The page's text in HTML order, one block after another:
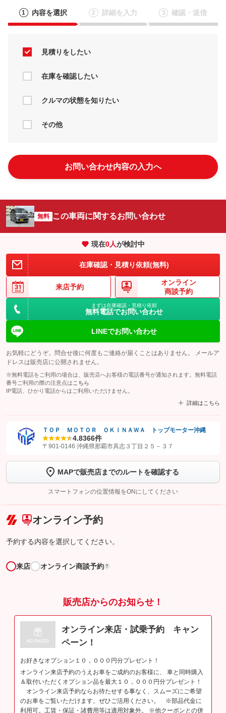
1 内容を選択 2 詳細を入力 3 確認・送信
見積りをしたい
在庫を確認したい
クルマの状態を知りたい
その他
お問い合わせ内容の入力へ
無料 この車両に関するお問い合わせ
現在0人が検討中
在庫確認・見積り依頼(無料)
来店予約
オンライン
商談予約
まずは在庫確認・見積り依頼
無料電話でお問い合わせ
LINEでお問い合わせ
お気軽にどうぞ。問合せ後に何度もご連絡が届くことはありません。 メールア
ドレスは販売店に公開されません。
※無料電話をご利用の場合は、販売店へお客様の電話番号が通知されます。無料電話
番号ご利用の際の注意点は こちら
IP電話、ひかり電話からはご利用いただけません。
詳細はこちら
【STEP1】
認証画面でグーネットを友だち追加してから「許可する」ボタンを押
トーク画面で
ボタンをタップして問い合わせを
完了してください。
こちら
ＴＯＰ ＭＯＴＯＲ ＯＫＩＮＡＷＡ トップモーター沖縄
4.8366件
〒901-0146 沖縄県那覇市具志３丁目２５－３７
MAPで販売店までのルートを確認する
スマートフォンの位置情報をONにしてください
オンライン予約
予約する内容を選択してください。
来店 オンライン商談予約 ?
販売店からのお知らせ！
オンライン来店・試乗予約 キャン
ペーン！
お好きなオプション１０，０００円分プレゼント！
オンライン来店予約のうえお車をご成約のお客様に、 車と同時購入
＆取付いただくオプション品を最大１０，０００円分プレゼント！
オンライン来店予約ならお待たせする事なく、スムーズにご希望
のお車をご覧いただけます。ぜひご活用ください。 ※部品代金に
利用可。工賃・保証・諸費用等は適用対象外。 ※他クーポンとの併